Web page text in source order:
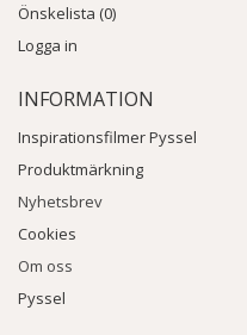
Önskelista (0)
Logga in
INFORMATION
Inspirationsfilmer Pyssel
Produktmärkning
Nyhetsbrev
Cookies
Om oss
Pyssel